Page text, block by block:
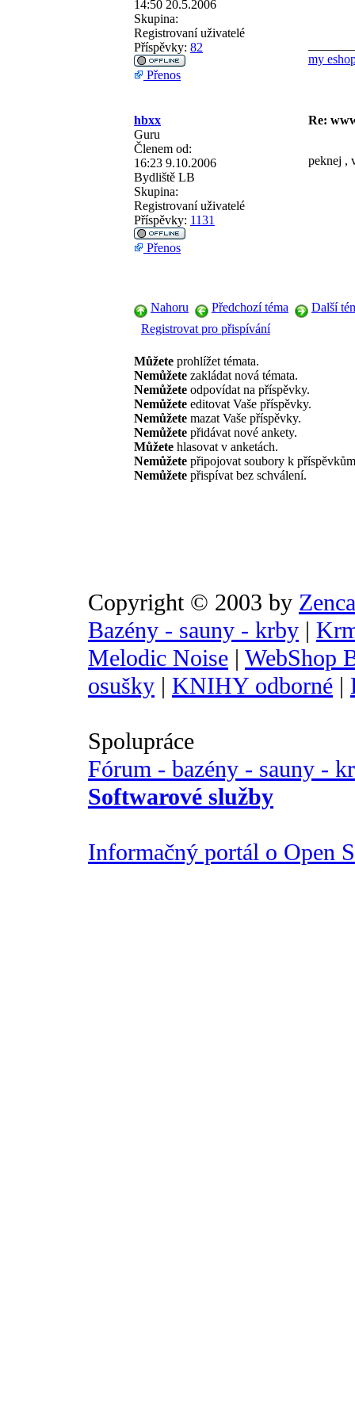
14:50 20.5.2006
Skupina:
Registrovaní uživatelé
Příspěvky: 82
my
Přenos
hbxx
Re:
Guru
Členem od:
16:23 9.10.2006
Bydliště LB
Skupina:
Registrovaní uživatelé
Příspěvky: 1131
peknej ,
Přenos
Nahoru Předchozí téma
Další
Registrovat pro přispívání
Můžete prohlížet témata.
Nemůžete zakládat nová témata.
Nemůžete odpovídat na příspěvky.
Nemůžete editovat Vaše příspěvky.
Nemůžete mazat Vaše příspěvky.
Nemůžete přidávat nové ankety.
Můžete hlasovat v anketách.
Nemůžete připojovat soubory k
Nemůžete přispívat bez schválení.
Copyright © 2003 by
Bazény - sauny - krby |
Melodic Noise | WebShop
osušky | KNIHY odborné |
Spolupráce
Fórum - bazény - sauny -
Softwarové služby
Informačný portál o Open